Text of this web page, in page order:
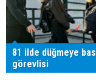
81 ilde düğmeye
görevlisi